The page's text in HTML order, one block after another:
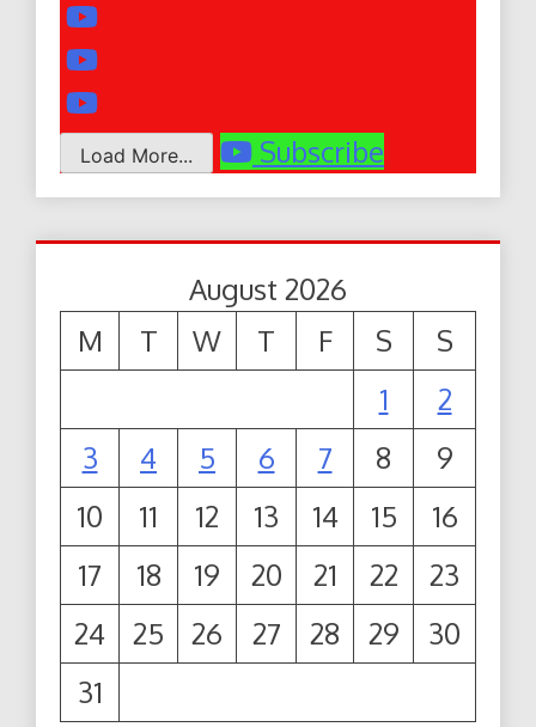
Load More... Subscribe
August 2026
M
T W T F S
S
1
2
3
4 5 6 7 8
9
10
11 12 13 14 15
16
17
18 19 20 21 22
23
24
25 26 27 28 29
30
31